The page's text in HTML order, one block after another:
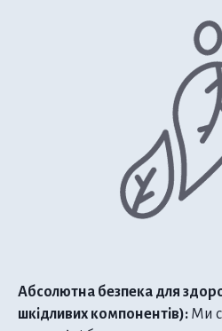
Абсолютна безпека для
шкідливих компонентів): Ми